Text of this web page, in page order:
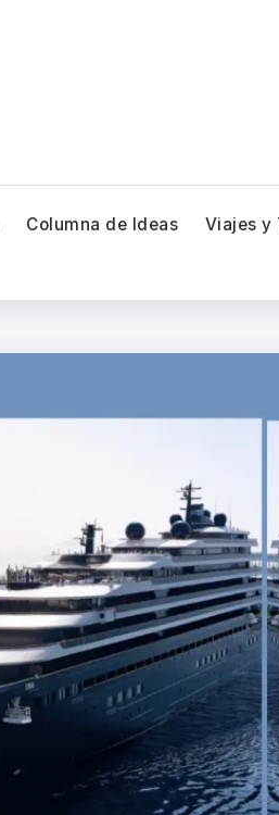
Columna de Ideas Viajes y